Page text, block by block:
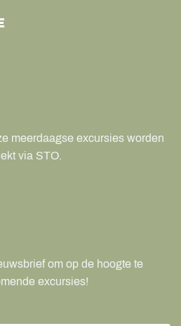
meerdaagse excursies worden
via STO.
om op de hoogte te
excursies!